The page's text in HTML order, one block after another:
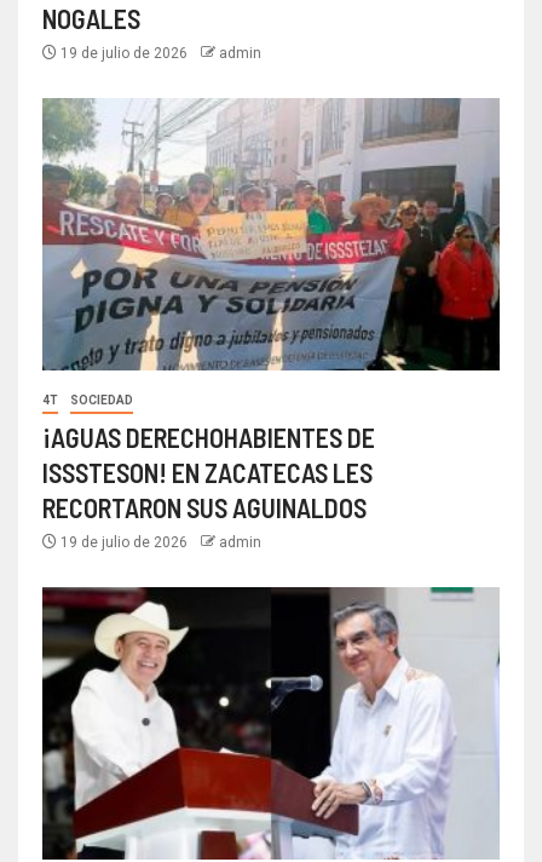
NOGALES
19 de julio de 2026 admin
4T SOCIEDAD
¡AGUAS DERECHOHABIENTES DE
ISSSTESON! EN ZACATECAS LES
RECORTARON SUS AGUINALDOS
19 de julio de 2026 admin